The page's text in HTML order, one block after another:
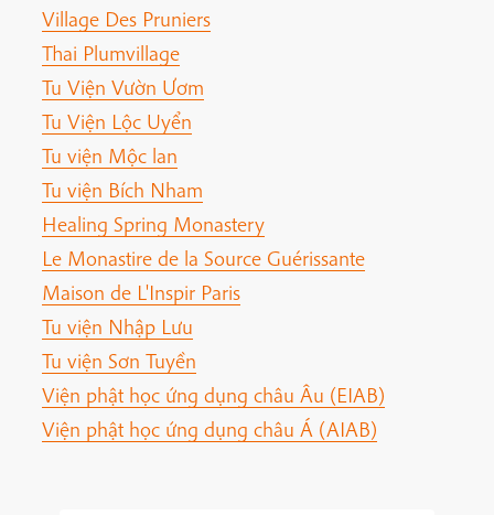
Village Des Pruniers
Thai Plumvillage
Tu Viện Vườn Ươm
Tu Viện Lộc Uyển
Tu viện Mộc lan
Tu viện Bích Nham
Healing Spring Monastery
Le Monastire de la Source Guérissante
Maison de L'Inspir Paris
Tu viện Nhập Lưu
Tu viện Sơn Tuyền
Viện phật học ứng dụng châu Âu (EIAB)
Viện phật học ứng dụng châu Á (AIAB)